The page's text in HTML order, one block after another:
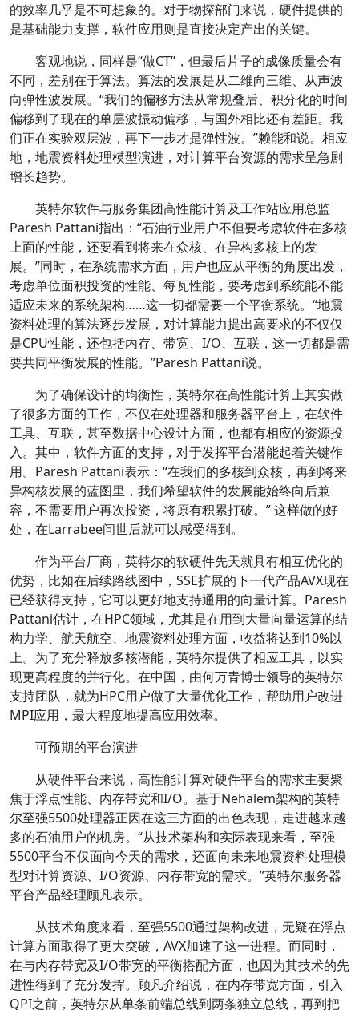
的效率几乎是不可想象的。对于物探部门来说，硬件提供的
是基础能力支撑，软件应用则是直接决定产出的关键。
客观地说，同样是“做CT”，但最后片子的成像质量会有
不同，差别在于算法。算法的发展是从二维向三维、从声波
向弹性波发展。“我们的偏移方法从常规叠后、积分化的时间
偏移到了现在的单层波振动偏移，与国外相比还有差距。我
们正在实验双层波，再下一步才是弹性波。”赖能和说。相应
地，地震资料处理模型演进，对计算平台资源的需求呈急剧
增长趋势。
英特尔软件与服务集团高性能计算及工作站应用总监
Paresh Pattani指出：“石油行业用户不但要考虑软件在多核
上面的性能，还要看到将来在众核、在异构多核上的发
展。”同时，在系统需求方面，用户也应从平衡的角度出发，
考虑单位面积投资的性能、每瓦性能，要考虑到系统能不能
适应未来的系统架构……这一切都需要一个平衡系统。“地震
资料处理的算法逐步发展，对计算能力提出高要求的不仅仅
是CPU性能，还包括内存、带宽、I/O、互联，这一切都是需
要共同平衡发展的性能。”Paresh Pattani说。
为了确保设计的均衡性，英特尔在高性能计算上其实做
了很多方面的工作，不仅在处理器和服务器平台上，在软件
工具、互联，甚至数据中心设计方面，也都有相应的资源投
入。其中，软件方面的支持，对于发挥平台潜能起着关键作
用。Paresh Pattani表示：“在我们的多核到众核，再到将来
异构核发展的蓝图里，我们希望软件的发展能始终向后兼
容，不需要用户再次投资，将原有积累打破。” 这样做的好
处，在Larrabee问世后就可以感受得到。
作为平台厂商，英特尔的软硬件先天就具有相互优化的
优势，比如在后续路线图中，SSE扩展的下一代产品AVX现在
已经获得支持，它可以更好地支持通用的向量计算。Paresh
Pattani估计，在HPC领域，尤其是在用到大量向量运算的结
构力学、航天航空、地震资料处理方面，收益将达到10%以
上。为了充分释放多核潜能，英特尔提供了相应工具，以实
现更高程度的并行化。在中国，由何万青博士领导的英特尔
支持团队，就为HPC用户做了大量优化工作，帮助用户改进
MPI应用，最大程度地提高应用效率。
可预期的平台演进
从硬件平台来说，高性能计算对硬件平台的需求主要聚
焦于浮点性能、内存带宽和I/O。基于Nehalem架构的英特
尔至强5500处理器正因在这三方面的出色表现，走进越来越
多的石油用户的机房。“从技术架构和实际表现来看，至强
5500平台不仅面向今天的需求，还面向未来地震资料处理模
型对计算资源、I/O资源、内存带宽的需求。”英特尔服务器
平台产品经理顾凡表示。
从技术角度来看，至强5500通过架构改进，无疑在浮点
计算方面取得了更大突破，AVX加速了这一进程。而同时，
在与内存带宽及I/O带宽的平衡搭配方面，也因为其技术的先
进性得到了充分发挥。顾凡介绍说，在内存带宽方面，引入
QPI之前，英特尔从单条前端总线到两条独立总线，再到把